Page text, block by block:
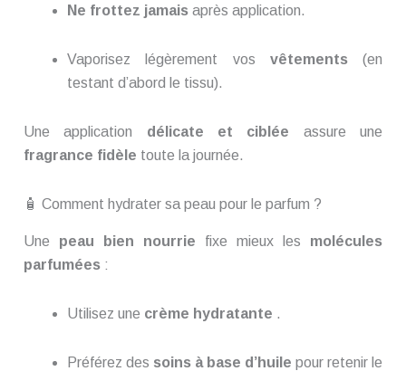
Ne frottez jamais après application.
Vaporisez légèrement vos vêtements(en
testant d’abord le tissu).
Une application délicate et ciblée assure une
fragrance fidèle toute la journée.
🧴 Comment hydrater sa peau pour le parfum ?
Une peau bien nourrie fixe mieux les molécules
parfumées :
Utilisez une crème hydratante .
Préférez des soins à base d’huile pour retenir le